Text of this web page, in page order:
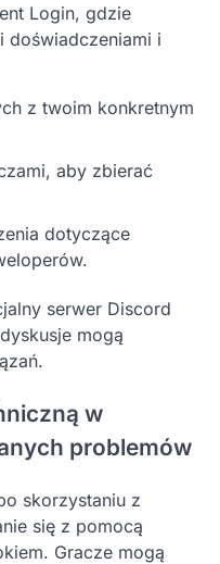
Login, gdzie
doświadczeniami i
z twoim konkretnym
aby zbierać
dotyczące
serwer Discord
mogą
w
problemów
skorzystaniu z
się z pomocą
Gracze mogą